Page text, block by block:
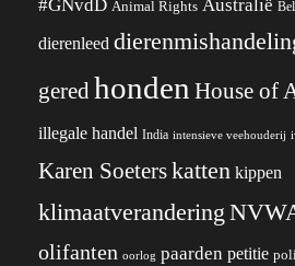
#GNvdD Animal Rights Australië
dierenleed
geredhonden House of
illegale handel India intensieve veehouderij
Karen Soeterskatten kippen
klimaatverandering
olifanten oorlog paarden petitie